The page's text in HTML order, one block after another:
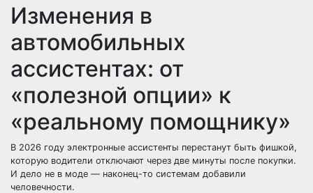
Изменения в
автомобильных
ассистентах: от
«полезной опции» к
«реальному помощнику»
В 2026 году электронные ассистенты перестанут быть фишкой,
которую водители отключают через две минуты после покупки.
И дело не в моде — наконец-то системам добавили
человечности.